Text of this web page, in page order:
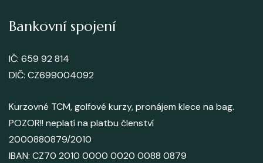
Bankovní spojení
IČ: 659 92 814
DIČ: CZ699004092
Kurzovné TCM, golfové kurzy, pronájem klece na bag.
POZOR!! neplatí na platbu členství
2000880879/2010
IBAN: CZ70 2010 0000 0020 0088 0879